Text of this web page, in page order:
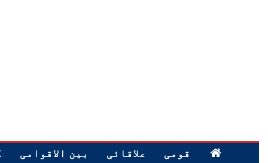
قومی علاقائی بین الاقوامی